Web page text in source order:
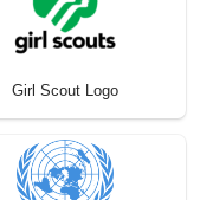
Girl Scout Logo